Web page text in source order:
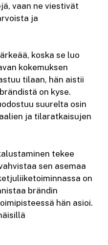
vaan ne viestivät
ja
koska se luo
kokemuksen
tilaan, hän aistii
on kyse.
suurelta osin
ja tilaratkaisujen
tekee
sen asemaa
on
brändin
hän asioi.